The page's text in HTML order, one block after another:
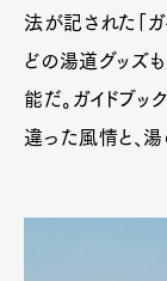
法が記された「ガ
どの湯道グッズ
能だ。ガイドブ
違った風情と、